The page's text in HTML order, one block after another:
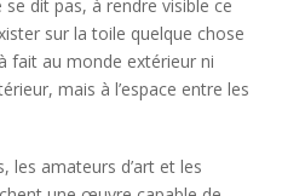
dit pas, à rendre visible ce
sur la toile quelque chose
fait au monde extérieur ni
mais à l’espace entre les
les amateurs d’art et les